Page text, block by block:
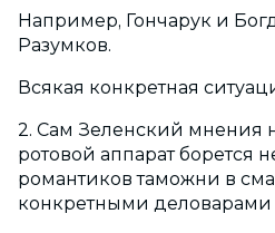
Например, Гончарук и
Разумков.
Всякая конкретная
2. Сам Зеленский мнения
ротовой аппарат борется
романтиков таможни в
конкретными деловарами